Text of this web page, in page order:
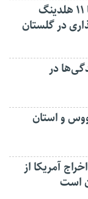
استاندار: بابک زنجانی با ۱۱ هلدینگ
در گلستان
در
و استان
آمریکا از
است